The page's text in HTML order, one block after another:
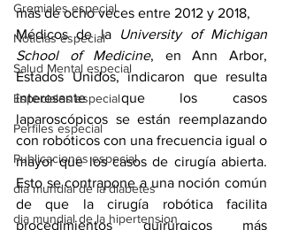
Gremiales especial
Noticias especial
Salud Mental especial
Especiales especial
Perfiles especial
Publicaciones especial
dia mundial de la diabetes
dia mundial de la hipertension
más de ocho veces entre 2012 y 2018,
Médicos de la
University of Michigan
School of Medicine, en Ann Arbor,
Estados Unidos, indicaron que resulta
interesante que los casos
laparoscópicos se están reemplazando
con robóticos con una frecuencia igual o
mayor que los casos de cirugía abierta.
Esto se contrapone a una noción común
de que la cirugía robótica facilita
procedimientos quirúrgicos más